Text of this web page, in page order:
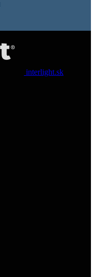
interlight.sk